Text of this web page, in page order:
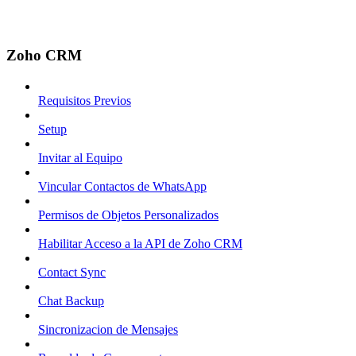
Zoho CRM
Requisitos Previos
Setup
Invitar al Equipo
Vincular Contactos de WhatsApp
Permisos de Objetos Personalizados
Habilitar Acceso a la API de Zoho CRM
Contact Sync
Chat Backup
Sincronizacion de Mensajes